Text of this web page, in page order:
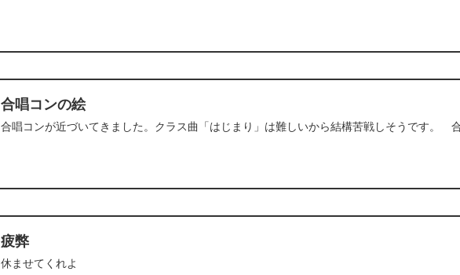
合唱コンの絵
合唱コンが近づいてきました。クラス曲「はじまり」は難しいから結構苦戦しそうです。
疲弊
休ませてくれよ